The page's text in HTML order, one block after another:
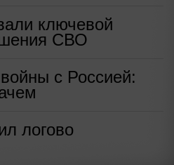
ключевой
СВО
с Россией:
логово